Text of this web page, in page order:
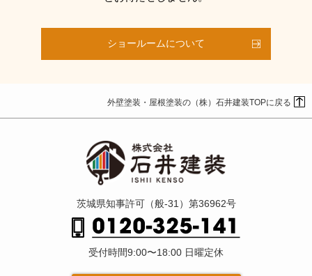
ショールームについて
外壁塗装・屋根塗装の（株）石井建装TOPに戻る
茨城県知事許可（般-31）第36962号
受付時間9:00〜18:00 日曜定休